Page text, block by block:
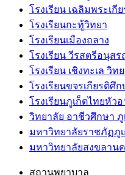
โรงเรียน เฉลิมพระเ
โรงเรียนกะทู้วิทยา
โรงเรียนเมืองถลาง
โรงเรียน วีรสตรีอนุส
โรงเรียน เชิงทะเล วิ
โรงเรียนขจรเกียรติศึ
โรงเรียนภูเก็ตไทยหัว
วิทยาลัย อาชีวศึกษา ภู
มหาวิทยาลัยราชภัฏภู
มหาวิทยาลัยสงขลาน
สถานพยาบาล